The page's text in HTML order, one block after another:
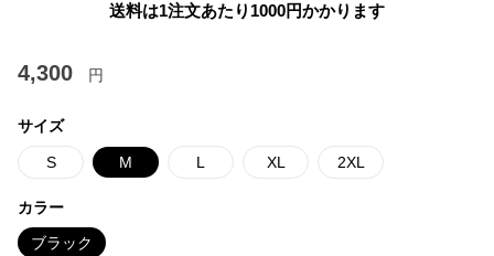
送料は1注文あたり 1000円かかります
4,300 円
サイズ
S M L XL 2XL
カラー
ブラック